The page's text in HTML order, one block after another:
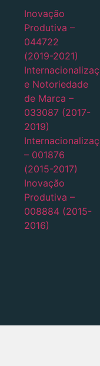
Inovação
Produtiva –
044722
(2019-2021)
e Notoriedade
de Marca –
033087 (2017-
2019)
– 001876
(2015-2017)
Inovação
Produtiva –
008884 (2015-
2016)